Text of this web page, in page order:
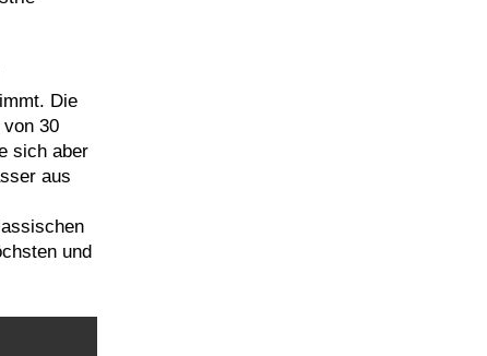
Die
30
sich aber
aus
und